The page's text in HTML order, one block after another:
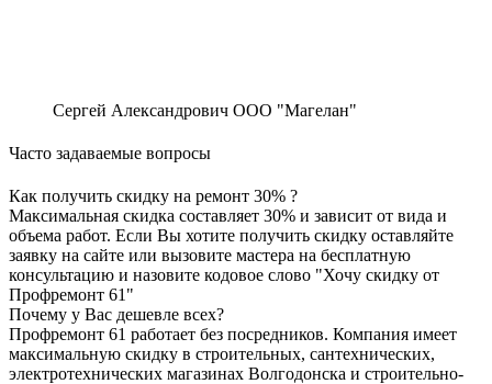
Сергей Александрович ООО "Магелан"
Часто задаваемые вопросы
Как получить скидку на ремонт 30% ?
Максимальная скидка составляет 30% и зависит от вида и
объема работ. Если Вы хотите получить скидку оставляйте
заявку на сайте или вызовите мастера на бесплатную
консультацию и назовите кодовое слово "Хочу скидку от
Профремонт 61"
Почему у Вас дешевле всех?
Профремонт 61 работает без посредников. Компания имеет
максимальную скидку в строительных, сантехнических,
электротехнических магазинах Волгодонска и строительно-